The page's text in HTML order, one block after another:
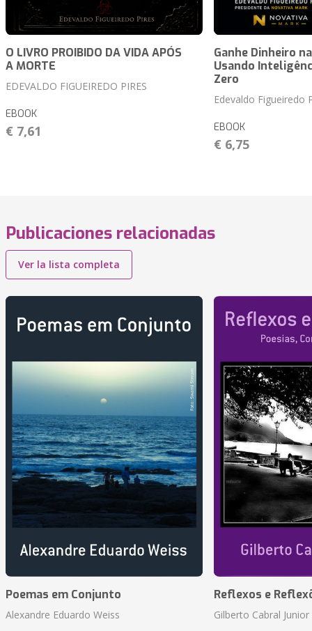
O LIVRO PROIBIDO DA VIDA APÓS
A MORTE
EDEVALDO FIGUEIREDO PIRES
EBOOK
€ 7,61
Ganhe Dinheiro
Usando
Zero
Edevaldo Figueiredo
EBOOK
€ 6,75
Publicaciones relacionadas
Ver la lista completa
Poemas em Conjunto
Alexandre Eduardo Weiss
Reflexos e
Gilberto Cabral Junior